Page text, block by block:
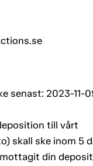
senast: 2023-11-
till vårt
skall ske inom 5
din